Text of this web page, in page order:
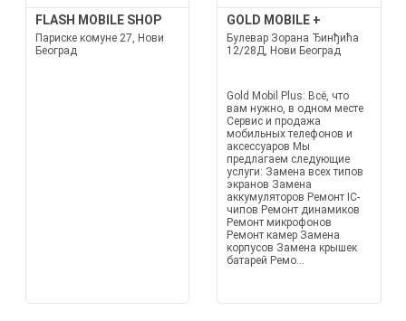
FLASH MOBILE SHOP
Париске комуне 27, Нови
Београд
GOLD MOBILE +
Булевар Зорана Ђинђића
12/28Д, Нови Београд
Gold Mobil Plus: Всё, что
вам нужно, в одном месте
Сервис и продажа
мобильных телефонов и
аксессуаров Мы
предлагаем следующие
услуги: Замена всех типов
экранов Замена
аккумуляторов Ремонт IC-
чипов Ремонт динамиков
Ремонт микрофонов
Ремонт камер Замена
корпусов Замена крышек
батарей Ремо...